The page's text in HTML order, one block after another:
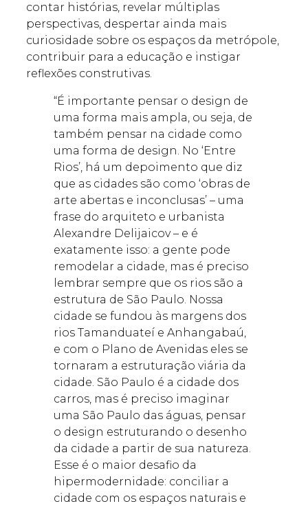
contar histórias, revelar múltiplas
perspectivas, despertar ainda mais
curiosidade sobre os espaços da metrópole,
contribuir para a educação e instigar
reflexões construtivas.
“É importante pensar o design de
uma forma mais ampla, ou seja, de
também pensar na cidade como
uma forma de design. No ‘Entre
Rios’, há um depoimento que diz
que as cidades são como ‘obras de
arte abertas e inconclusas’ – uma
frase do arquiteto e urbanista
Alexandre Delijaicov – e é
exatamente isso: a gente pode
remodelar a cidade, mas é preciso
lembrar sempre que os rios são a
estrutura de São Paulo. Nossa
cidade se fundou às margens dos
rios Tamanduateí e Anhangabaú,
e com o Plano de Avenidas eles se
tornaram a estruturação viária da
cidade. São Paulo é a cidade dos
carros, mas é preciso imaginar
uma São Paulo das águas, pensar
o design estruturando o desenho
da cidade a partir de sua natureza.
Esse é o maior desafio da
hipermodernidade: conciliar a
cidade com os espaços naturais e